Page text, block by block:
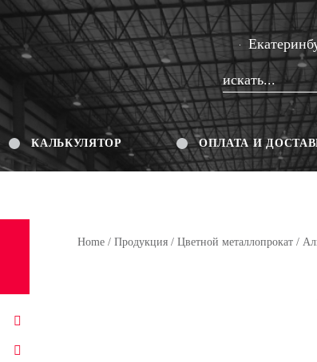
КАЛЬКУЛЯТОР ОПЛАТА И
Home/ Продукция/ Цветной металлопрокат/